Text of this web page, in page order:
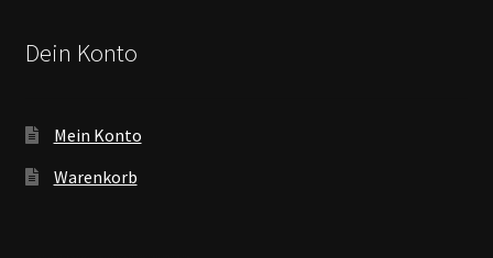
Dein Konto
Mein Konto
Warenkorb